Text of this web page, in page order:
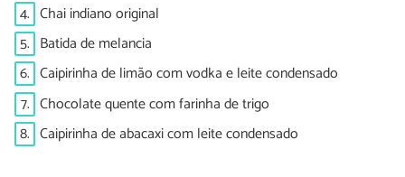
4. Chai indiano original
5. Batida de melancia
6. Caipirinha de limão com vodka e leite condensado
7. Chocolate quente com farinha de trigo
8. Caipirinha de abacaxi com leite condensado